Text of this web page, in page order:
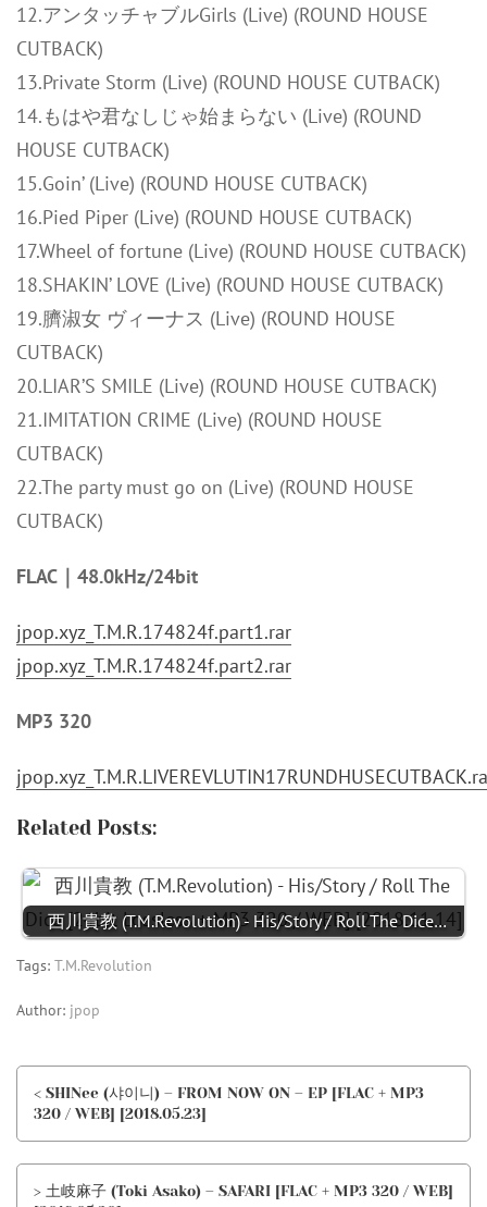
12.アンタッチャブルGirls (Live) (ROUND HOUSE
CUTBACK)
13.Private Storm (Live) (ROUND HOUSE CUTBACK)
14.もはや君なしじゃ始まらない (Live) (ROUND
HOUSE CUTBACK)
15.Goin’ (Live) (ROUND HOUSE CUTBACK)
16.Pied Piper (Live) (ROUND HOUSE CUTBACK)
17.Wheel of fortune (Live) (ROUND HOUSE CUTBACK)
18.SHAKIN’ LOVE (Live) (ROUND HOUSE CUTBACK)
19.臍淑女 ヴィーナス (Live) (ROUND HOUSE
CUTBACK)
20.LIAR’S SMILE (Live) (ROUND HOUSE CUTBACK)
21.IMITATION CRIME (Live) (ROUND HOUSE
CUTBACK)
22.The party must go on (Live) (ROUND HOUSE
CUTBACK)
FLAC｜48.0kHz/24bit
jpop.xyz_T.M.R.174824f.part1.rar
jpop.xyz_T.M.R.174824f.part2.rar
MP3 320
Related Posts:
西川貴教 (T.M.Revolution) - His/Story / Roll The Dice…
Tags: T.M.Revolution
Author: jpop
< SHINee (샤이니) – FROM NOW ON – EP [FLAC + MP3
320 / WEB] [2018.05.23]
> 土岐麻子 (Toki Asako) – SAFARI [FLAC + MP3 320 / WEB]